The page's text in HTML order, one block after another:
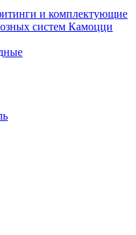
и комплектующие
систем Камоцци